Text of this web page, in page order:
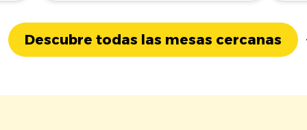
Descubre todas las mesas cercanas